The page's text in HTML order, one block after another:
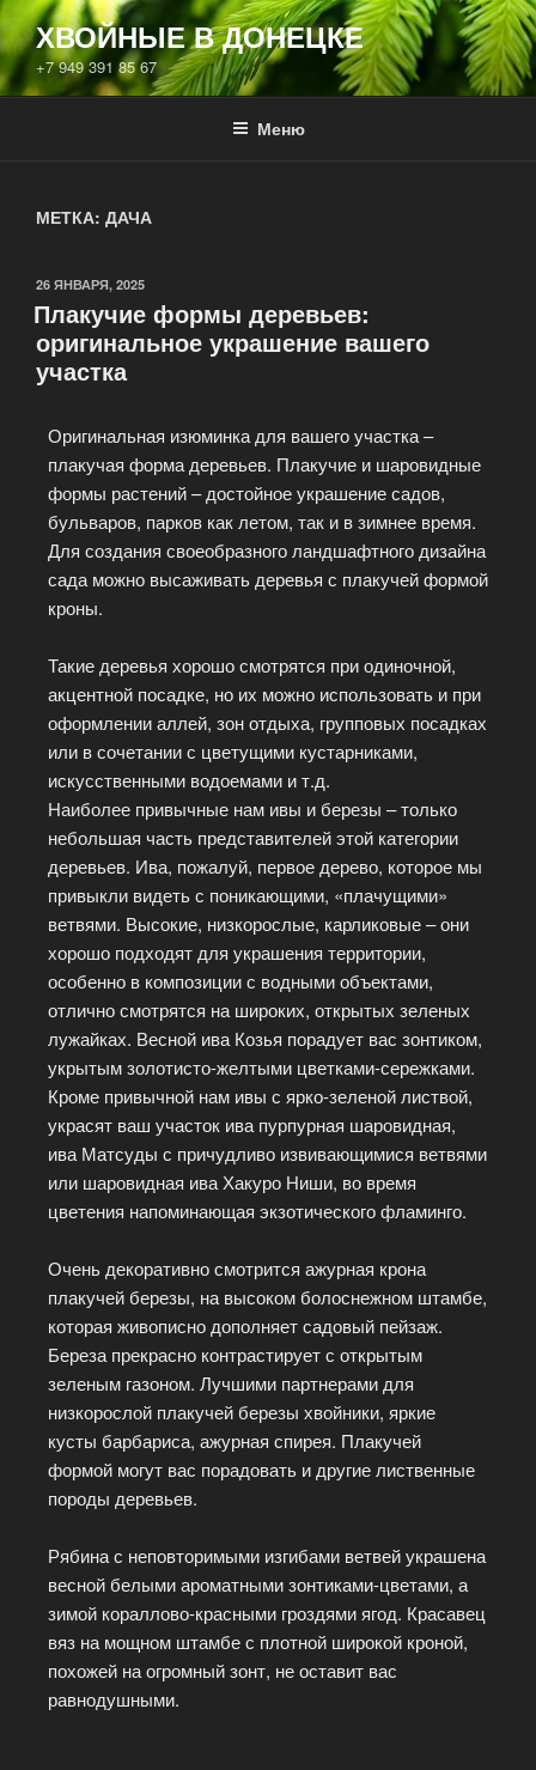
ХВОЙНЫЕ В ДОНЕЦКЕ
+7 949 391 85 67
Меню
МЕТКА: ДАЧА
26 ЯНВАРЯ, 2025
Плакучие формы деревьев:
оригинальное украшение вашего
участка
Оригинальная изюминка для вашего участка –
плакучая форма деревьев. Плакучие и шаровидные
формы растений – достойное украшение садов,
бульваров, парков как летом, так и в зимнее время.
Для создания своеобразного ландшафтного дизайна
сада можно высаживать деревья с плакучей формой
кроны.
Такие деревья хорошо смотрятся при одиночной,
акцентной посадке, но их можно использовать и при
оформлении аллей, зон отдыха, групповых посадках
или в сочетании с цветущими кустарниками,
искусственными водоемами и т.д.
Наиболее привычные нам ивы и березы – только
небольшая часть представителей этой категории
деревьев. Ива, пожалуй, первое дерево, которое мы
привыкли видеть с поникающими, «плачущими»
ветвями. Высокие, низкорослые, карликовые – они
хорошо подходят для украшения территории,
особенно в композиции с водными объектами,
отлично смотрятся на широких, открытых зеленых
лужайках. Весной ива Козья порадует вас зонтиком,
укрытым золотисто-желтыми цветками-сережками.
Кроме привычной нам ивы с ярко-зеленой листвой,
украсят ваш участок ива пурпурная шаровидная,
ива Матсуды с причудливо извивающимися ветвями
или шаровидная ива Хакуро Ниши, во время
цветения напоминающая экзотического фламинго.
Очень декоративно смотрится ажурная крона
плакучей березы, на высоком болоснежном штамбе,
которая живописно дополняет садовый пейзаж.
Береза прекрасно контрастирует с открытым
зеленым газоном. Лучшими партнерами для
низкорослой плакучей березы хвойники, яркие
кусты барбариса, ажурная спирея. Плакучей
формой могут вас порадовать и другие лиственные
породы деревьев.
Рябина с неповторимыми изгибами ветвей украшена
весной белыми ароматными зонтиками-цветами, а
зимой кораллово-красными гроздями ягод. Красавец
вяз на мощном штамбе с плотной широкой кроной,
похожей на огромный зонт, не оставит вас
равнодушными.